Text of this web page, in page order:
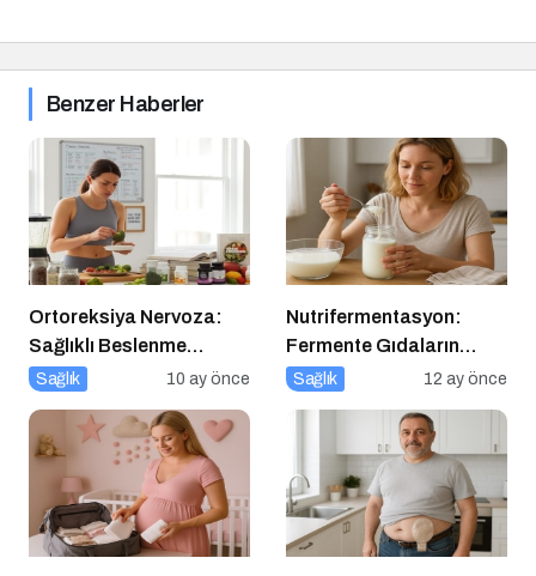
Benzer Haberler
Ortoreksiya Nervoza:
Sağlıklı Beslenme
Takıntısı
Sağlık 10 ay önce
Nutrifermentasyon:
Fermente Gıdaların
Beslenmedeki Yeri ve
Sağlık 12 ay önce